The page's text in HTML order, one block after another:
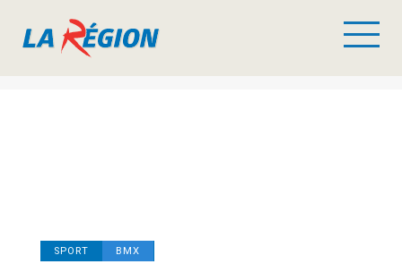
SPORT BMX